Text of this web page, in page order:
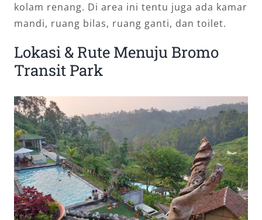
kolam renang. Di area ini tentu juga ada kamar
mandi, ruang bilas, ruang ganti, dan toilet.
Lokasi & Rute Menuju Bromo
Transit Park